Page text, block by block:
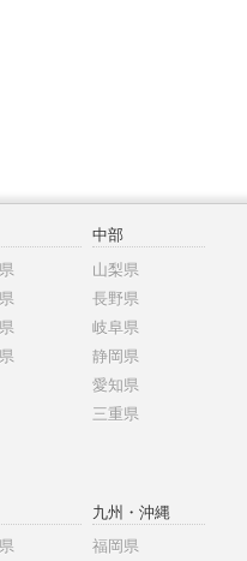
中部
山梨県
長野県
岐阜県
静岡県
愛知県
三重県
九州・沖縄
福岡県